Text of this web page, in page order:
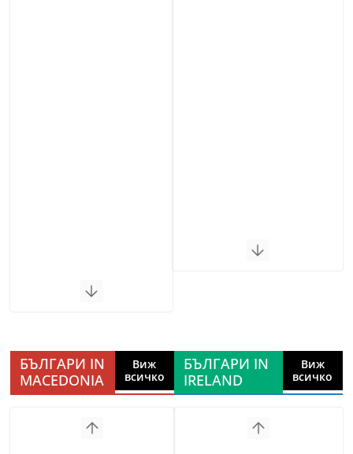
БЪЛГАРИ IN
MACEDONIA
Виж
всичко
БЪЛГАРИ IN
IRELAND
Виж
всичко